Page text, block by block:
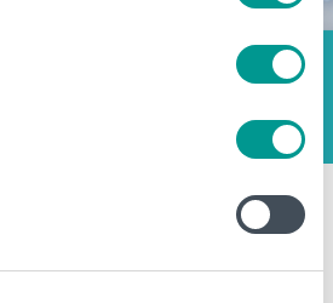
de
: entre chimie,